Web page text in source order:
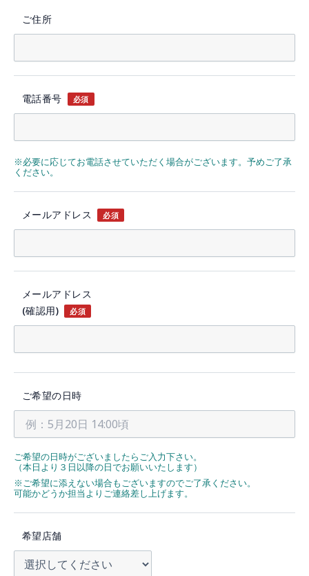
ご住所
電話番号 必須
※必要に応じてお電話させていただく場合がございます。予めご了承
ください。
メールアドレス 必須
メールアドレス
(確認用)
必須
ご希望の日時
ご希望の日時がございましたらご入力下さい。
（本日より３日以降の日でお願いいたします）
※ご希望に添えない場合もございますのでご了承ください。
可能かどうか担当よりご連絡差し上げます。
希望店舗